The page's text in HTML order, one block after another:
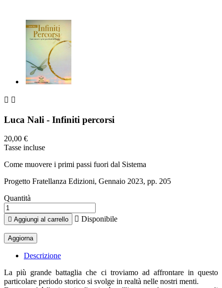
 
Luca Nali - Infiniti percorsi
20,00 €
Tasse incluse
Come muovere i primi passi fuori dal Sistema
Progetto Fratellanza Edizioni, Gennaio 2023, pp. 205
Quantità
 Aggiungi al carrello  Disponibile
Descrizione
La più grande battaglia che ci troviamo ad affrontare in questo
particolare periodo storico si svolge in realtà nelle nostri menti.